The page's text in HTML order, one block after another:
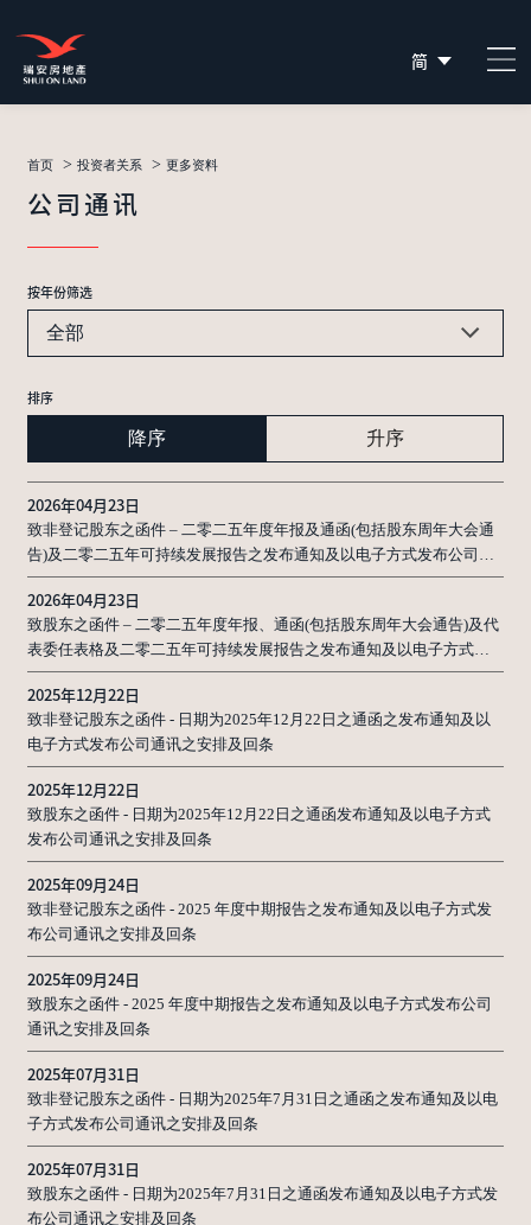
简
EN
首页 > 投资者关系 > 更多资料
公司通讯
按年份筛选
全部
排序
降序 升序
2026年04月23日
致非登记股东之函件 – 二零二五年度年报及通函(包括股东周年大会通
告)及二零二五年可持续发展报告之发布通知及以电子方式发布公司通
讯之安排及回条
2026年04月23日
致股东之函件 – 二零二五年度年报、通函(包括股东周年大会通告)及代
表委任表格及二零二五年可持续发展报告之发布通知及以电子方式发
布公司通讯之安排及回条
2025年12月22日
致非登记股东之函件 - 日期为2025年12月22日之通函之发布通知及以
电子方式发布公司通讯之安排及回条
2025年12月22日
致股东之函件 - 日期为2025年12月22日之通函发布通知及以电子方式
发布公司通讯之安排及回条
2025年09月24日
致非登记股东之函件 - 2025 年度中期报告之发布通知及以电子方式发
布公司通讯之安排及回条
2025年09月24日
致股东之函件 - 2025 年度中期报告之发布通知及以电子方式发布公司
通讯之安排及回条
2025年07月31日
致非登记股东之函件 - 日期为2025年7月31日之通函之发布通知及以电
子方式发布公司通讯之安排及回条
2025年07月31日
致股东之函件 - 日期为2025年7月31日之通函发布通知及以电子方式发
布公司通讯之安排及回条